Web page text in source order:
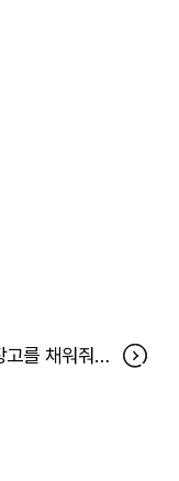
냉장고를 채워줘 126차 당첨자